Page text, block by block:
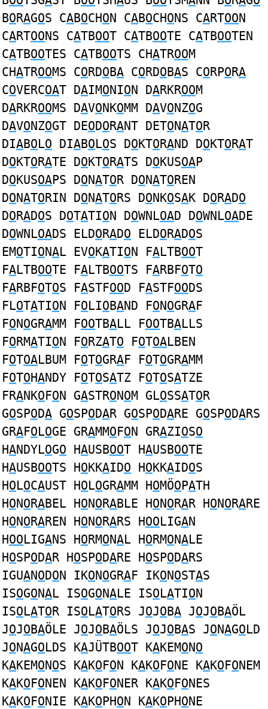
BORAGOS CABOCHON CABOCHONS CARTOON
CARTOONS CATBOOT CATBOOTE CATBOOTEN
CATBOOTES CATBOOTS CHATROOM
CHATROOMS CORDOBA CORDOBAS CORPORA
COVERCOAT DAIMONION DARKROOM
DARKROOMS DAVONKOMM DAVONZOG
DAVONZOGT DEODORANT DETONATOR
DIABOLO DIABOLOS DOKTORAND DOKTORAT
DOKTORATE DOKTORATS DOKUSOAP
DOKUSOAPS DONATOR DONATOREN
DONATORIN DONATORS DONKOSAK DORADO
DORADOS DOTATION DOWNLOAD DOWNLOADE
DOWNLOADS ELDORADO ELDORADOS
EMOTIONAL EVOKATION FALTBOOT
FALTBOOTE FALTBOOTS FARBFOTO
FARBFOTOS FASTFOOD FASTFOODS
FLOTATION FOLIOBAND FONOGRAF
FONOGRAMM FOOTBALL FOOTBALLS
FORMATION FORZATO FOTOALBEN
FOTOALBUM FOTOGRAF FOTOGRAMM
FOTOHANDY FOTOSATZ FOTOSATZE
FRANKOFON GASTRONOM GLOSSATOR
GOSPODA GOSPODAR GOSPODARE GOSPODARS
GRAFOLOGE GRAMMOFON GRAZIOSO
HANDYLOGO HAUSBOOT HAUSBOOTE
HAUSBOOTS HOKKAIDO HOKKAIDOS
HOLOCAUST HOLOGRAMM HOMÖOPATH
HONORABEL HONORABLE HONORAR HONORARE
HONORAREN HONORARS HOOLIGAN
HOOLIGANS HORMONAL HORMONALE
HOSPODAR HOSPODARE HOSPODARS
IGUANODON IKONOGRAF IKONOSTAS
ISOGONAL ISOGONALE ISOLATION
ISOLATOR ISOLATORS JOJOBA JOJOBAÖL
JOJOBAÖLE JOJOBAÖLS JOJOBAS JONAGOLD
JONAGOLDS KAJÜTBOOT KAKEMONO
KAKEMONOS KAKOFON KAKOFONE KAKOFONEM
KAKOFONEN KAKOFONER KAKOFONES
KAKOFONIE KAKOPHON KAKOPHONE